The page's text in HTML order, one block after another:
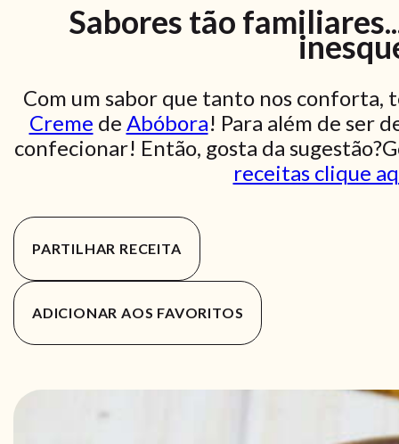
Sabores tão
Com um sabor que tanto nos conforta,
Creme de Abóbora! Para além de ser
confecionar! Então, gosta da
receitas clique
PARTILHAR RECEITA
ADICIONAR AOS FAVORITOS